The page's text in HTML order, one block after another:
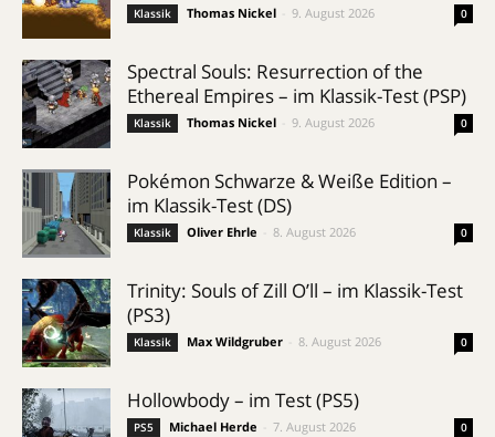
Klassik Thomas Nickel 9. August 2026 0
Spectral Souls: Resurrection of the
Ethereal Empires – im Klassik-Test (PSP)
Klassik Thomas Nickel 9. August 2026 0
Pokémon Schwarze & Weiße Edition –
im Klassik-Test (DS)
Klassik Oliver Ehrle 8. August 2026 0
Trinity: Souls of Zill O’ll – im Klassik-Test
(PS3)
Klassik Max Wildgruber 8. August 2026 0
Hollowbody – im Test (PS5)
PS5 Michael Herde 7. August 2026 0